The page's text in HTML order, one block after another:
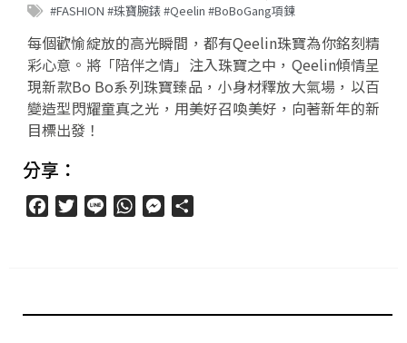
#FASHION #珠寶腕錶 #Qeelin #BoBoGang項鍊
每個歡愉綻放的高光瞬間，都有Qeelin珠寶為你銘刻精
彩心意。將「陪伴之情」注入珠寶之中，Qeelin傾情呈
現新款Bo Bo系列珠寶臻品，小身材釋放大氣場，以百
變造型閃耀童真之光，用美好召喚美好，向著新年的新
目標出發！
分享：
FacebookTwitter
Line WhatsAppMessenger